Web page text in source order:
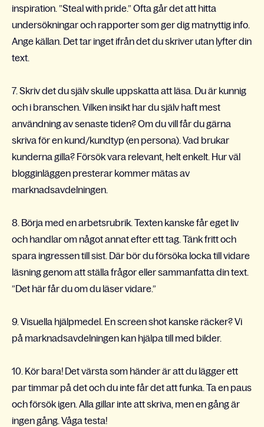
inspiration. ”Steal with pride.” Ofta går det att hitta
undersökningar och rapporter som ger dig matnyttig info.
Ange källan. Det tar inget ifrån det du skriver utan lyfter din
text.
7. Skriv det du själv skulle uppskatta att läsa. Du är kunnig
och i branschen. Vilken insikt har du själv haft mest
användning av senaste tiden? Om du vill får du gärna
skriva för en kund/kundtyp (en persona). Vad brukar
kunderna gilla? Försök vara relevant, helt enkelt. Hur väl
blogginläggen presterar kommer mätas av
marknadsavdelningen.
8. Börja med en arbetsrubrik. Texten kanske får eget liv
och handlar om något annat efter ett tag. Tänk fritt och
spara ingressen till sist. Där bör du försöka locka till vidare
läsning genom att ställa frågor eller sammanfatta din text.
”Det här får du om du läser vidare.”
9. Visuella hjälpmedel. En screen shot kanske räcker? Vi
på marknadsavdelningen kan hjälpa till med bilder.
10. Kör bara! Det värsta som händer är att du lägger ett
par timmar på det och du inte får det att funka. Ta en paus
och försök igen. Alla gillar inte att skriva, men en gång är
ingen gång. Våga testa!